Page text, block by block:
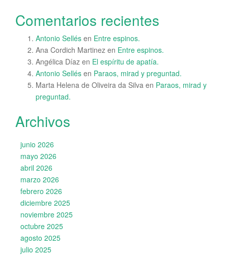
Comentarios recientes
Antonio Sellés en Entre espinos.
Ana Cordich Martinez en Entre espinos.
Angélica Díaz en El espíritu de apatía.
Antonio Sellés en Paraos, mirad y preguntad.
Marta Helena de Oliveira da Silva en Paraos, mirad y
preguntad.
Archivos
junio 2026
mayo 2026
abril 2026
marzo 2026
febrero 2026
diciembre 2025
noviembre 2025
octubre 2025
agosto 2025
julio 2025